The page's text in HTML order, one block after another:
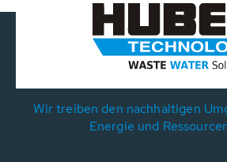
Wir treiben den nachhaltigen
Energie und